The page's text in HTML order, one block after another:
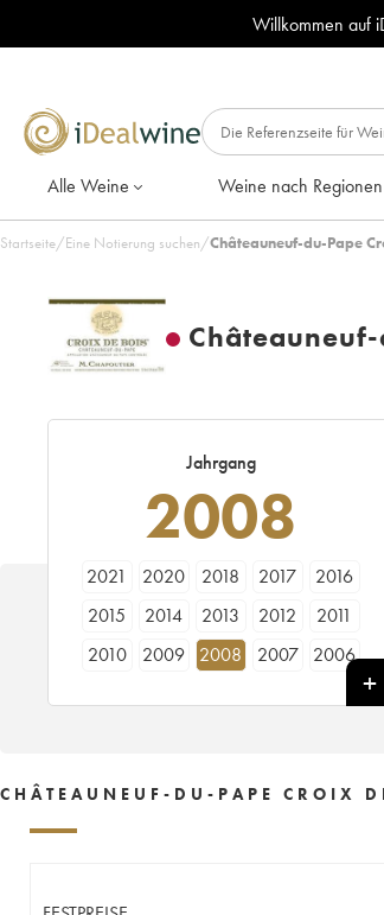
Willkommen auf
Alle Weine Weine nach Regionen
Startseite/Eine Notierung suchen/Châteauneuf-du-Pape
Jahrgang
2008
2021 2020 2018 2017
2016
2015
2014 2013 2012
2011
2010
2009 2008 2007
2006
CHÂTEAUNEUF-DU-PAPE CROIX